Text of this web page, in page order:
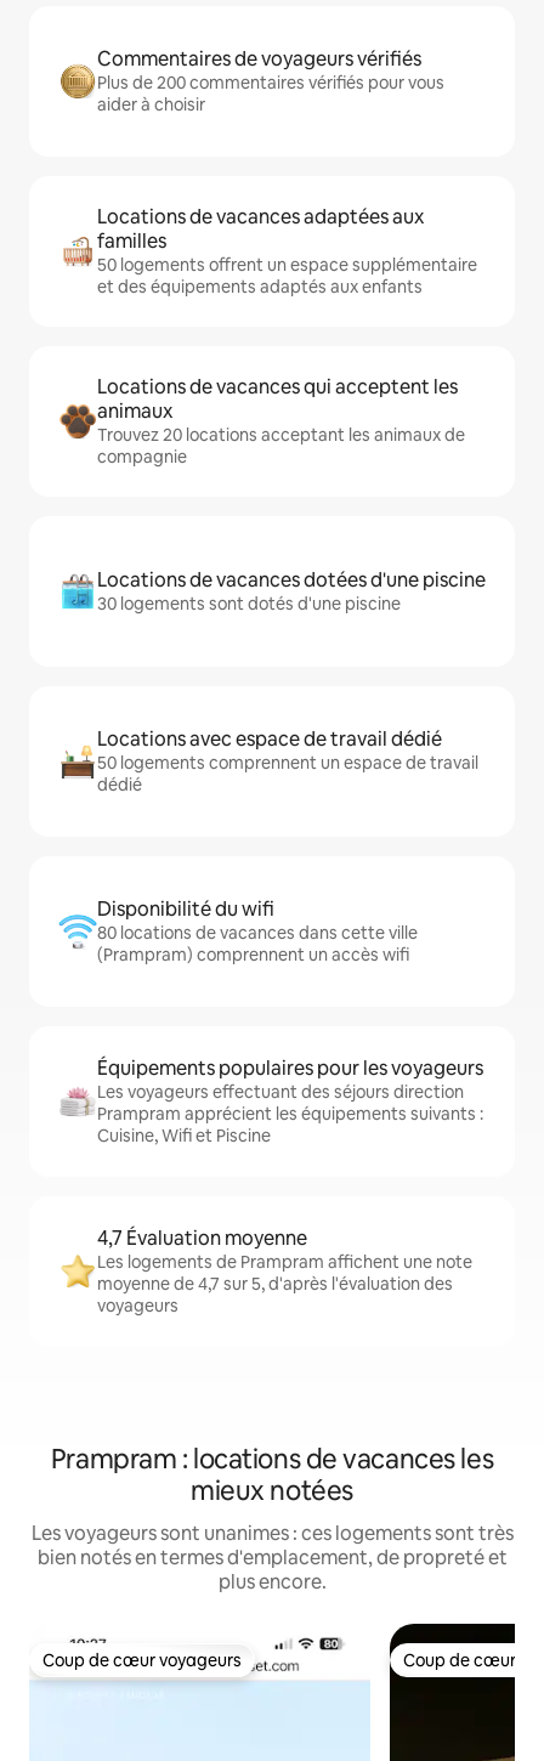
Commentaires de voyageurs vérifiés
Plus de 200 commentaires vérifiés pour vous
aider à choisir
Locations de vacances adaptées aux
familles
50 logements offrent un espace supplémentaire
et des équipements adaptés aux enfants
Locations de vacances qui acceptent les
animaux
Trouvez 20 locations acceptant les animaux de
compagnie
Locations de vacances dotées d'une piscine
30 logements sont dotés d'une piscine
Locations avec espace de travail dédié
50 logements comprennent un espace de travail
dédié
Disponibilité du wifi
80 locations de vacances dans cette ville
(Prampram) comprennent un accès wifi
Équipements populaires pour les voyageurs
Les voyageurs effectuant des séjours direction
Prampram apprécient les équipements suivants :
Cuisine, Wifi et Piscine
4,7 Évaluation moyenne
Les logements de Prampram affichent une note
moyenne de 4,7 sur 5, d'après l'évaluation des
voyageurs
Prampram : locations de vacances les
mieux notées
Les voyageurs sont unanimes : ces logements sont très
bien notés en termes d'emplacement, de propreté et
plus encore.
Coup de cœur voyageurs
Coup de cœur voyageurs Coup de cœur
Coup de cœur